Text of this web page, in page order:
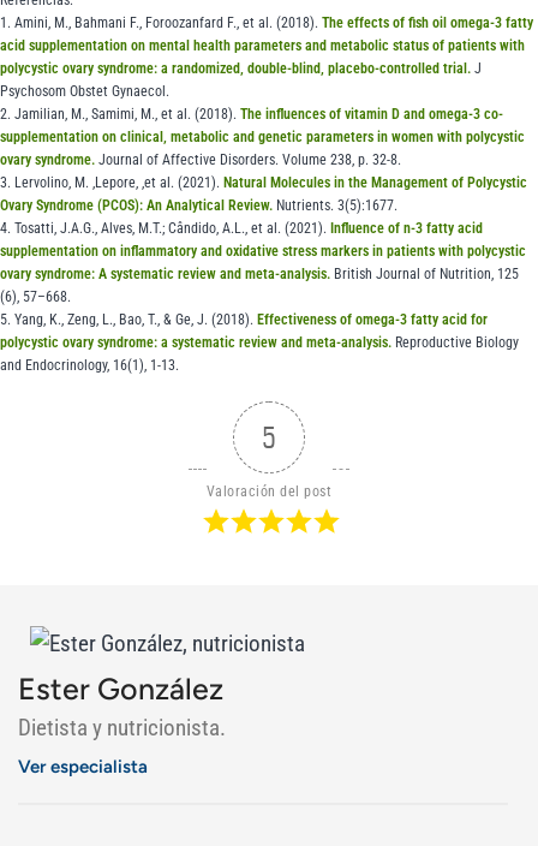
1. Amini, M., Bahmani F., Foroozanfard F., et al. (2018). The effects of fish oil omega-3 fatty
acid supplementation on mental health parameters and metabolic status of patients with
polycystic ovary syndrome: a randomized, double-blind, placebo-controlled trial. J
Psychosom Obstet Gynaecol.
2. Jamilian, M., Samimi, M., et al. (2018). The influences of vitamin D and omega-3 co-
supplementation on clinical, metabolic and genetic parameters in women with polycystic
ovary syndrome. Journal of Affective Disorders. Volume 238, p. 32-8.
3. Lervolino, M. ,Lepore, ,et al. (2021). Natural Molecules in the Management of Polycystic
Ovary Syndrome (PCOS): An Analytical Review. Nutrients. 3(5):1677.
4. Tosatti, J.A.G., Alves, M.T.; Cândido, A.L., et al. (2021). Influence of n-3 fatty acid
supplementation on inflammatory and oxidative stress markers in patients with polycystic
ovary syndrome: A systematic review and meta-analysis. British Journal of Nutrition, 125
(6), 57–668.
5. Yang, K., Zeng, L., Bao, T., & Ge, J. (2018). Effectiveness of omega-3 fatty acid for
polycystic ovary syndrome: a systematic review and meta-analysis. Reproductive Biology
and Endocrinology, 16(1), 1-13.
5
Valoración del post
Ester González
Dietista y nutricionista.
Ver especialista